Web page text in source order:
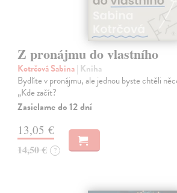
Z pronájmu do vlastního
Kotrčová Sabina| Kniha
Bydlíte v pronájmu, ale jednou byste chtěli
„Kde začít?
Zasielame do 12 dní
13,05 €
14,50 € ?